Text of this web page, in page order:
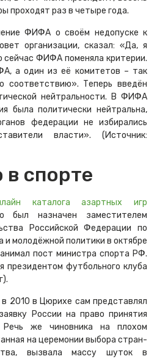
проходят раз в четыре года.
ФИФА о своём недопуске к
организации, сказал: «Да, я
сейчас ФИФА поменяла критерии.
а один из её комитетов – так
соответствию». Теперь введён
нейтральности. В ФИФА
была политически нейтральна,
федерации не избирались
власти». (Источник:
в спорте
каталога азартных игр
был назначен заместителем
Российской Федерации по
и молодёжной политики в октябре
пост министра спорта РФ.
президентом футбольного клуба
2010 в Цюрихе сам представлял
России на право принятия
Речь же чиновника на плохом
на церемонии выбора стран-
вызвала массу шуток в